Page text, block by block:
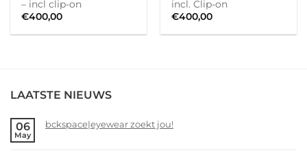
– incl clip-on
€400,00
incl. Clip-on
€400,00
LAATSTE NIEUWS
06
May
bckspace|eyewear zoekt jou!